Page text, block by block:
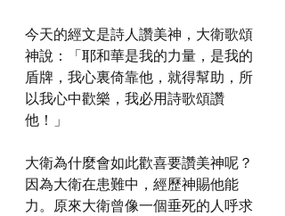
今天的經文是詩人讚美神，大衛歌頌
神說：「耶和華是我的力量，是我的
盾牌，我心裏倚靠他，就得幫助，所
以我心中歡樂，我必用詩歌頌讚
他！」
大衛為什麼會如此歡喜要讚美神呢？
因為大衛在患難中，經歷神賜他能
力。原來大衛曾像一個垂死的人呼求